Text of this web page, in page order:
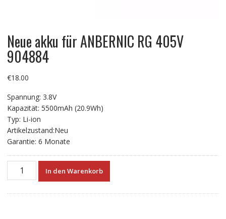
Neue akku für ANBERNIC RG 405V
904884
€18.00
Spannung: 3.8V
Kapazität: 5500mAh (20.9Wh)
Typ: Li-ion
Artikelzustand:Neu
Garantie: 6 Monate
Neue
In den Warenkorb